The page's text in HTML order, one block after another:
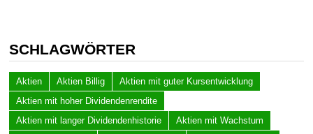
SCHLAGWÖRTER
Aktien Aktien Billig
Aktien mit guter Kursentwicklung
Aktien mit hoher Dividendenrendite
Aktien mit langer Dividendenhistorie
Aktien mit Wachstum